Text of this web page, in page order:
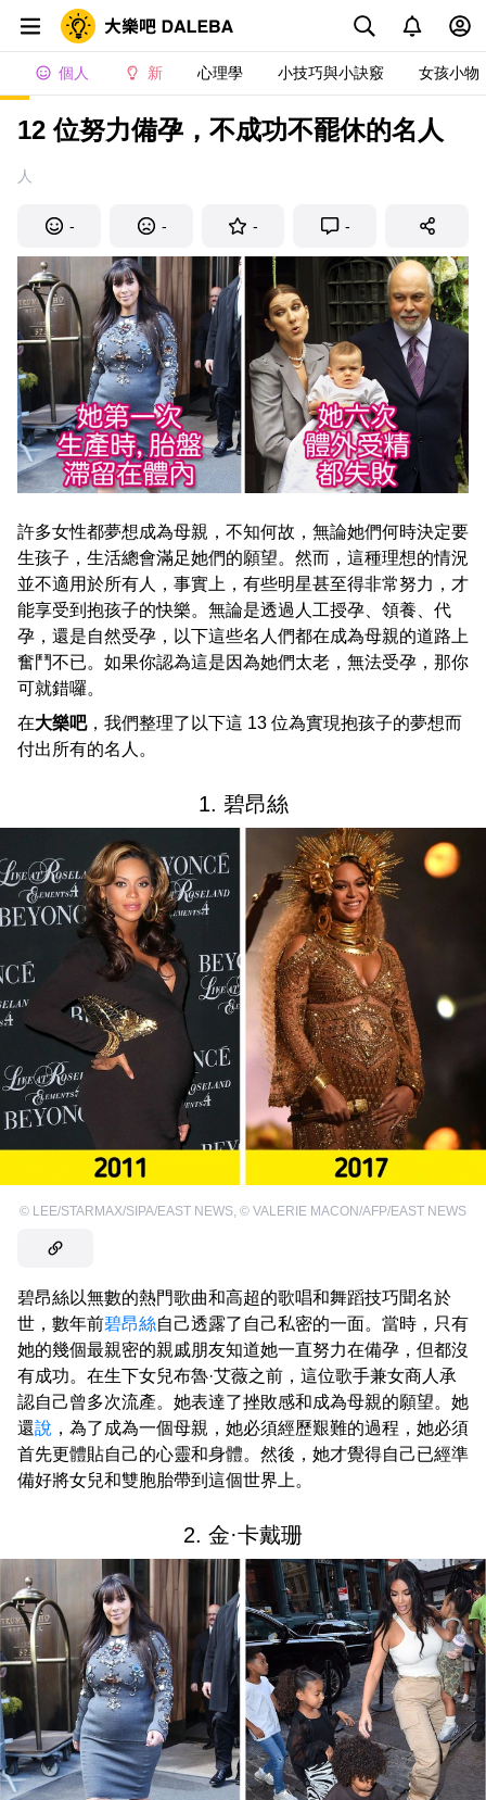
個人 新 心理學 小技巧與小訣竅 女孩小物
12 位努力備孕，不成功不罷休的名人
人
- - - -
許多女性都夢想成為母親，不知何故，無論她們何時決定要
生孩子，生活總會滿足她們的願望。然而，這種理想的情況
並不適用於所有人，事實上，有些明星甚至得非常努力，才
能享受到抱孩子的快樂。無論是透過人工授孕、領養、代
孕，還是自然受孕，以下這些名人們都在成為母親的道路上
奮鬥不已。如果你認為這是因為她們太老，無法受孕，那你
可就錯囉。
在大樂吧，我們整理了以下這 13 位為實現抱孩子的夢想而
付出所有的名人。
1. 碧昂絲
© LEE/STARMAX/SIPA/EAST NEWS, © VALERIE MACON/AFP/EAST NEWS
碧昂絲以無數的熱門歌曲和高超的歌唱和舞蹈技巧聞名於
世，數年前碧昂絲自己透露了自己私密的一面。當時，只有
她的幾個最親密的親戚朋友知道她一直努力在備孕，但都沒
有成功。在生下女兒布魯·艾薇之前，這位歌手兼女商人承
認自己曾多次流產。她表達了挫敗感和成為母親的願望。她
還說 ，為了成為一個母親，她必須經歷艱難的過程，她必須
首先更體貼自己的心靈和身體。然後，她才覺得自己已經準
備好將女兒和雙胞胎帶到這個世界上。
2. 金·卡戴珊